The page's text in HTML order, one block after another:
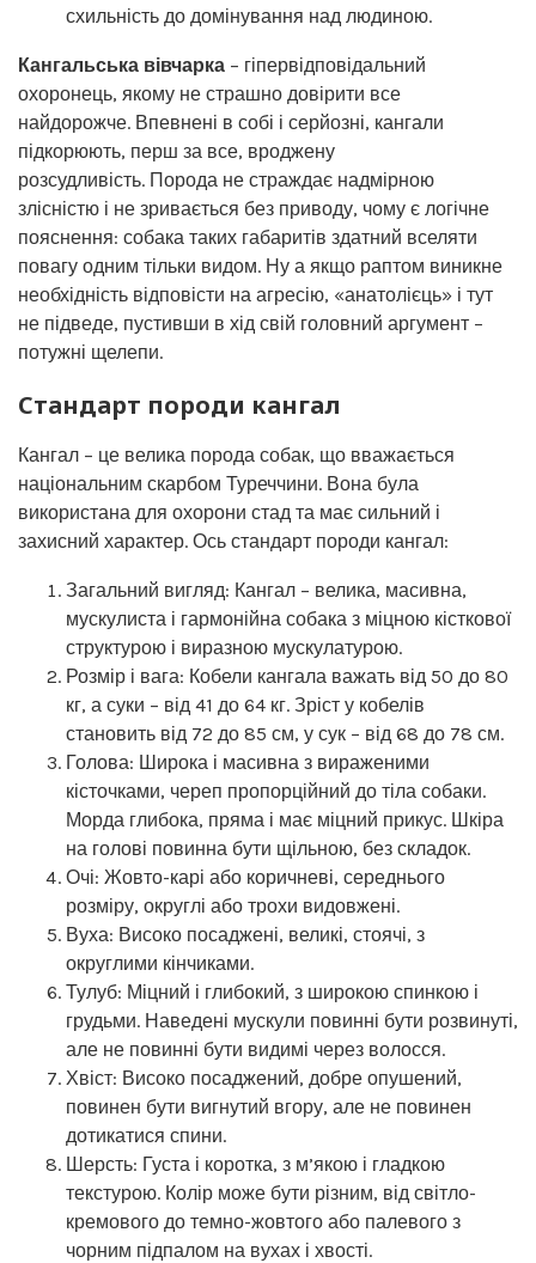
схильність до домінування над людиною.
Кангальська вівчарка – гіпервідповідальний
охоронець, якому не страшно довірити все
найдорожче. Впевнені в собі і серйозні, кангали
підкорюють, перш за все, вроджену
розсудливість. Порода не страждає надмірною
злісністю і не зривається без приводу, чому є логічне
пояснення: собака таких габаритів здатний вселяти
повагу одним тільки видом. Ну а якщо раптом виникне
необхідність відповісти на агресію, «анатолієць» і тут
не підведе, пустивши в хід свій головний аргумент –
потужні щелепи.
Стандарт породи кангал
Кангал – це велика порода собак, що вважається
національним скарбом Туреччини. Вона була
використана для охорони стад та має сильний і
захисний характер. Ось стандарт породи кангал:
Загальний вигляд: Кангал – велика, масивна,
мускулиста і гармонійна собака з міцною кісткової
структурою і виразною мускулатурою.
Розмір і вага: Кобели кангала важать від 50 до 80
кг, а суки – від 41 до 64 кг. Зріст у кобелів
становить від 72 до 85 см, у сук – від 68 до 78 см.
Голова: Широка і масивна з вираженими
кісточками, череп пропорційний до тіла собаки.
Морда глибока, пряма і має міцний прикус. Шкіра
на голові повинна бути щільною, без складок.
Очі: Жовто-карі або коричневі, середнього
розміру, округлі або трохи видовжені.
Вуха: Високо посаджені, великі, стоячі, з
округлими кінчиками.
Тулуб: Міцний і глибокий, з широкою спинкою і
грудьми. Наведені мускули повинні бути розвинуті,
але не повинні бути видимі через волосся.
Хвіст: Високо посаджений, добре опушений,
повинен бути вигнутий вгору, але не повинен
дотикатися спини.
Шерсть: Густа і коротка, з м’якою і гладкою
текстурою. Колір може бути різним, від світло-
кремового до темно-жовтого або палевого з
чорним підпалом на вухах і хвості.